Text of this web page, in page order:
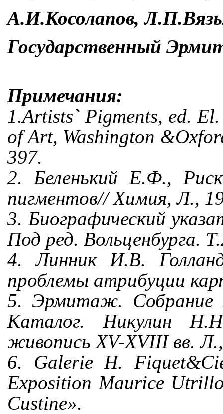
А.И.Косолапов,
Государственный
Примечания:
1.Artists` Pigments, ed.
of Art, Washington
397.
2. Беленький Е.Ф.,
пигментов// Химия, Л.,
3. Биографический
Под ред. Вольценбурга.
4. Линник И.В.
проблемы атрибуции
5. Эрмитаж. Собрание
Каталог. Никулин
живопись XV-XVIII вв.
6. Galerie H.
Exposition Maurice
Custine».